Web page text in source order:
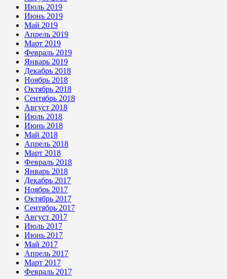
Июль 2019
Июнь 2019
Май 2019
Апрель 2019
Март 2019
Февраль 2019
Январь 2019
Декабрь 2018
Ноябрь 2018
Октябрь 2018
Сентябрь 2018
Август 2018
Июль 2018
Июнь 2018
Май 2018
Апрель 2018
Март 2018
Февраль 2018
Январь 2018
Декабрь 2017
Ноябрь 2017
Октябрь 2017
Сентябрь 2017
Август 2017
Июль 2017
Июнь 2017
Май 2017
Апрель 2017
Март 2017
Февраль 2017